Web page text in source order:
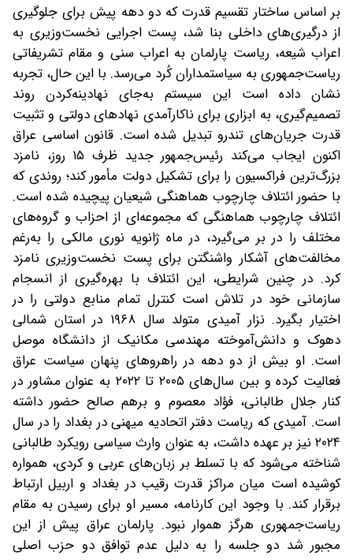
بر اساس ساختار تقسیم قدرت که دو دهه پیش برای جلوگیری
از درگیری‌های داخلی بنا شد، پست اجرایی نخست‌وزیری به
اعراب شیعه، ریاست پارلمان به اعراب سنی و مقام تشریفاتی
ریاست‌جمهوری به سیاستمداران کُرد می‌رسد. با این حال، تجربه
نشان داده است این سیستم به‌جای نهادینه‌کردن روند
تصمیم‌گیری، به ابزاری برای ناکارآمدی نهادهای دولتی و تثبیت
قدرت جریان‌های تندرو تبدیل شده است. قانون اساسی عراق
اکنون ایجاب می‌کند رئیس‌جمهور جدید ظرف ۱۵ روز، نامزد
بزرگ‌ترین فراکسیون را برای تشکیل دولت مأمور کند؛ روندی که
با حضور ائتلاف چارچوب هماهنگی شیعیان پیچیده شده است.
ائتلاف چارچوب هماهنگی که مجموعه‌ای از احزاب و گروه‌های
مختلف را در بر می‌گیرد، در ماه ژانویه نوری مالکی را به‌رغم
مخالفت‌های آشکار واشنگتن برای پست نخست‌وزیری نامزد
کرد. در چنین شرایطی، این ائتلاف با بهره‌گیری از انسجام
سازمانی خود در تلاش است کنترل تمام منابع دولتی را در
اختیار بگیرد. نزار آمیدی متولد سال ۱۹۶۸ در استان شمالی
دهوک و دانش‌آموخته مهندسی مکانیک از دانشگاه موصل
است. او بیش از دو دهه در راهروهای پنهان سیاست عراق
فعالیت کرده و بین سال‌های ۲۰۰۵ تا ۲۰۲۲ به عنوان مشاور در
کنار جلال طالبانی، فؤاد معصوم و برهم صالح حضور داشته
است. آمیدی که ریاست دفتر اتحادیه میهنی در بغداد را در سال
۲۰۲۴ نیز بر عهده داشت، به عنوان وارث سیاسی رویکرد طالبانی
شناخته می‌شود که با تسلط بر زبان‌های عربی و کردی، همواره
کوشیده است میان مراکز قدرت رقیب در بغداد و اربیل ارتباط
برقرار کند. با وجود این کارنامه، مسیر او برای رسیدن به مقام
ریاست‌جمهوری هرگز هموار نبود. پارلمان عراق پیش از این
مجبور شد دو جلسه را به دلیل عدم توافق دو حزب اصلی